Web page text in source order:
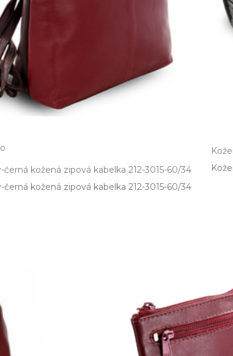
kožená zipová kabelka 212-3015-60/34
kožená zipová kabelka 212­-3015­-60/34